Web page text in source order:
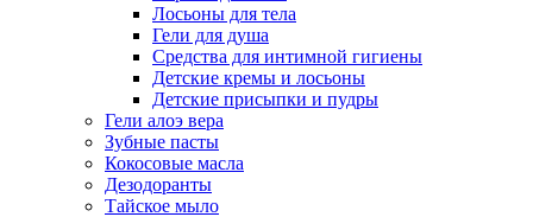
Лосьоны для тела
Гели для душа
Средства для интимной гигиены
Детские кремы и лосьоны
Детские присыпки и пудры
Гели алоэ вера
Зубные пасты
Кокосовые масла
Дезодоранты
Тайское мыло